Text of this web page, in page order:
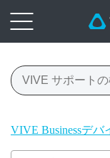
VIVE Businessデ